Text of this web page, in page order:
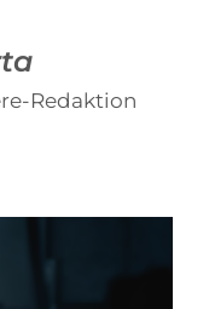
Redaktion